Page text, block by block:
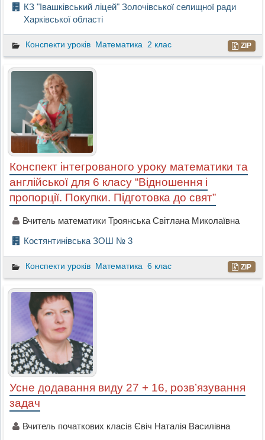
КЗ "Івашківський ліцей" Золочівської селищної ради
Харківської області
Конспекти уроків Математика 2 клас ZIP
Конспект інтегрованого уроку математики та
англійської для 6 класу “Відношення і
пропорції. Покупки. Підготовка до свят”
Вчитель математики Троянська Світлана Миколаївна
Костянтинівська ЗОШ № 3
Конспекти уроків Математика 6 клас ZIP
Усне додавання виду 27 + 16, розв’язування
задач
Вчитель початкових класів Євіч Наталія Василівна